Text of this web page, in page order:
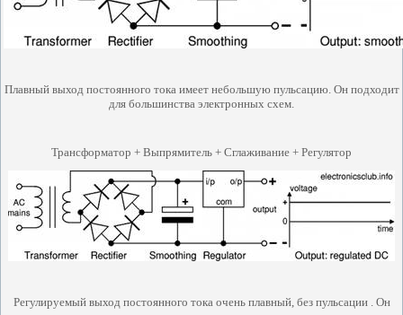
Плавныйвыход постоянного тока имеет небольшую пульсацию. Он подходит
для большинства электронных схем.
Трансформатор + Выпрямитель + Сглаживание + Регулятор
Регулируемыйвыход постоянного тока очень плавный, без пульсации . Он